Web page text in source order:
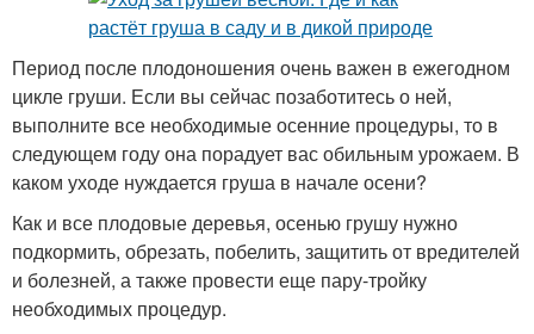
Период после плодоношения очень важен в ежегодном
цикле груши. Если вы сейчас позаботитесь о ней,
выполните все необходимые осенние процедуры, то в
следующем году она порадует вас обильным урожаем. В
каком уходе нуждается груша в начале осени?
Как и все плодовые деревья, осенью грушу нужно
подкормить, обрезать, побелить, защитить от вредителей
и болезней, а также провести еще пару-тройку
необходимых процедур.